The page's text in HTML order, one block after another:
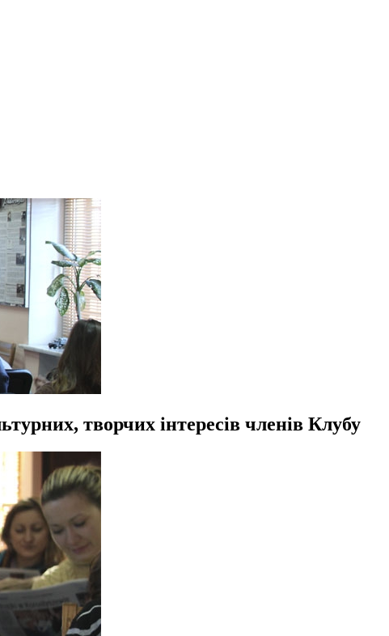
творчих інтересів членів Клубу